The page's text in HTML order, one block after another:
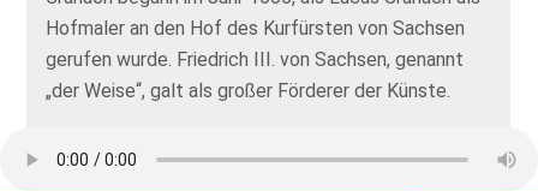
Hofmaler an den Hof des Kurfürsten von Sachsen
gerufen wurde. Friedrich III. von Sachsen, genannt
„der Weise“, galt als großer Förderer der Künste.
lebendige Studentenstadt mit circa 2000